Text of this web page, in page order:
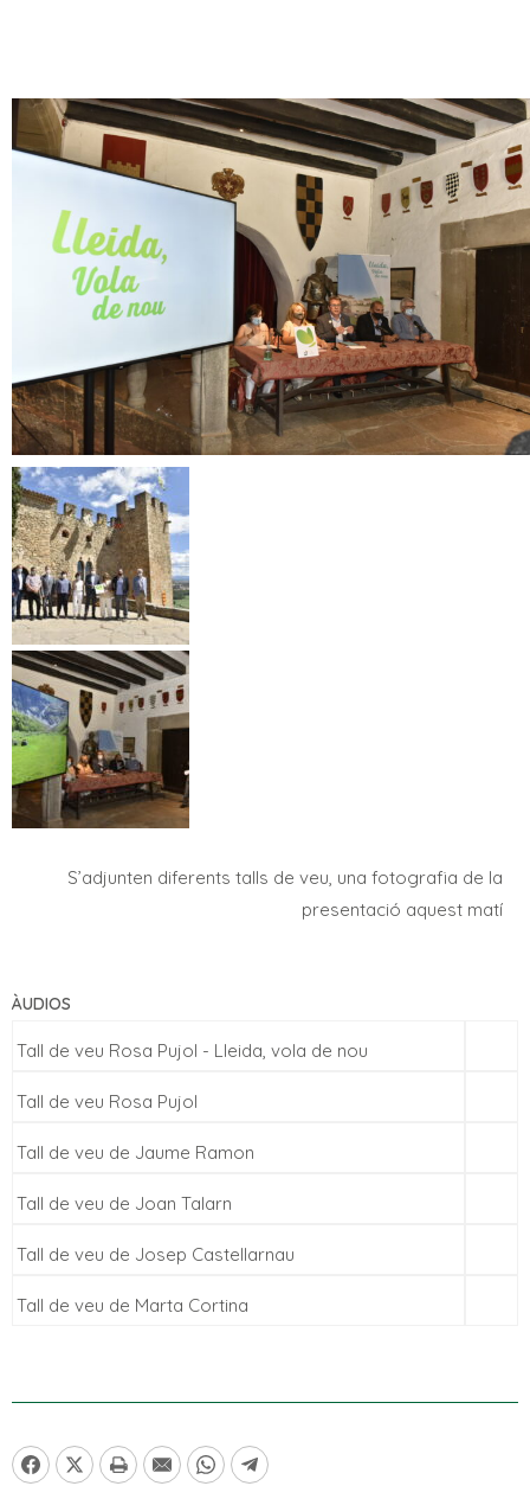
S’adjunten diferents talls de veu, una fotografia de la
presentació aquest matí
ÀUDIOS
Tall de veu Rosa Pujol - Lleida, vola de nou
Tall de veu Rosa Pujol
Tall de veu de Jaume Ramon
Tall de veu de Joan Talarn
Tall de veu de Josep Castellarnau
Tall de veu de Marta Cortina